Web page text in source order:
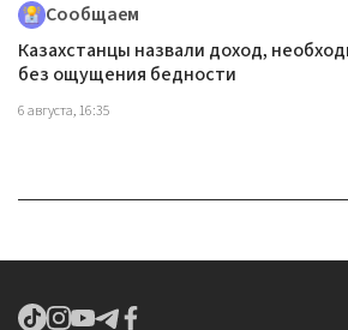
Сообщаем
Казахстанцы назвали доход,
без ощущения бедности
6 августа, 16:35